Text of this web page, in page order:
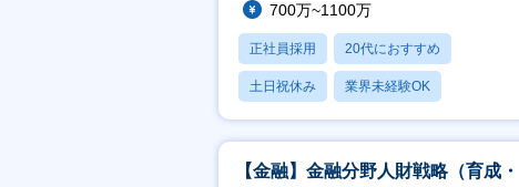
700万~1100万
正社員採用 20代におすすめ
土日祝休み 業界未経験OK
産休・育休あり
【金融】金融分野人財戦略（育成・